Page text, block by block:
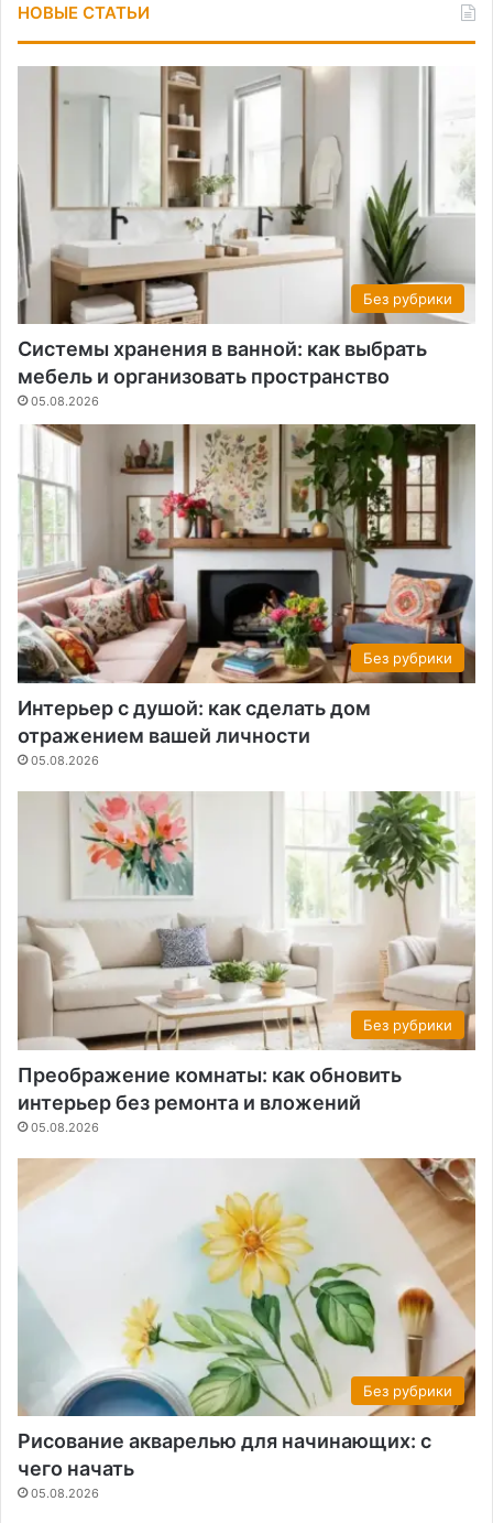
НОВЫЕ СТАТЬИ
Без рубрики
Системы хранения в ванной: как выбрать
мебель и организовать пространство
05.08.2026
Без рубрики
Интерьер с душой: как сделать дом
отражением вашей личности
05.08.2026
Без рубрики
Преображение комнаты: как обновить
интерьер без ремонта и вложений
05.08.2026
Без рубрики
Рисование акварелью для начинающих: с
чего начать
05.08.2026